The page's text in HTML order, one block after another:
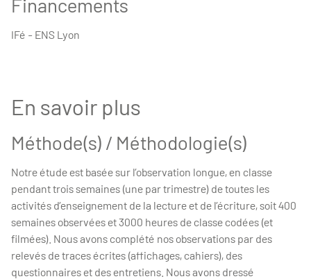
Financements
IFé - ENS Lyon
En savoir plus
Méthode(s) / Méthodologie(s)
Notre étude est basée sur l’observation longue, en classe
pendant trois semaines (une par trimestre) de toutes les
activités d’enseignement de la lecture et de l’écriture, soit 400
semaines observées et 3000 heures de classe codées (et
filmées). Nous avons complété nos observations par des
relevés de traces écrites (affichages, cahiers), des
questionnaires et des entretiens. Nous avons dressé